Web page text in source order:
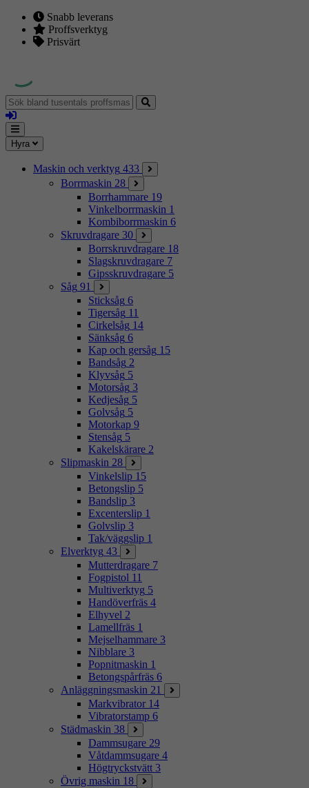
Snabb leverans
Proffsverktyg
Prisvärt
Sök
bland
tusentals
proffsmaskiner
Logga
in
Mina
sidor
Meny
Hyra
Maskin och verktyg 433
Borrmaskin 28
Borrhammare 19
Vinkelborrmaskin 1
Kombiborrmaskin 6
Skruvdragare 30
Borrskruvdragare 18
Slagskruvdragare 7
Gipsskruvdragare 5
Såg 91
Sticksåg 6
Tigersåg 11
Cirkelsåg 14
Sänksåg 6
Kap och gersåg 15
Bandsåg 2
Klyvsåg 5
Motorsåg 3
Kedjesåg 5
Golvsåg 5
Motorkap 9
Stensåg 5
Kakelskärare 2
Slipmaskin 28
Vinkelslip 15
Betongslip 5
Bandslip 3
Excenterslip 1
Golvslip 3
Tak/väggslip 1
Elverktyg 43
Mutterdragare 7
Fogpistol 11
Multiverktyg 5
Handöverfräs 4
Elhyvel 2
Lamellfräs 1
Mejselhammare 3
Nibblare 3
Popnitmaskin 1
Betongspårfräs 6
Anläggningsmaskin 21
Markvibrator 14
Vibratorstamp 6
Städmaskin 38
Dammsugare 29
Våtdammsugare 4
Högtryckstvätt 3
Övrig maskin 18